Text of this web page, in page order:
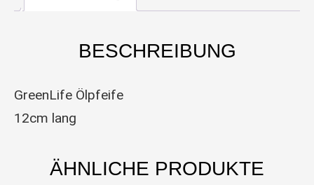
BESCHREIBUNG
GreenLife Ölpfeife
12cm lang
ÄHNLICHE PRODUKTE